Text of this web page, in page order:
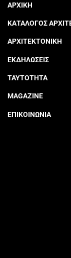
ΑΡΧΙΚΗ
ΚΑΤΑΛΟΓΟΣ
ΑΡΧΙΤΕΚΤΟΝΙΚΗ
ΕΚΔΗΛΩΣΕΙΣ
ΤΑΥΤΟΤΗΤΑ
MAGAZINE
ΕΠΙΚΟΙΝΩΝΙΑ